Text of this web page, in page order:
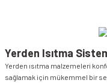
Yerden Isıtma
Yerden ısıtma malzemeleri
sağlamak için mükemmel bir